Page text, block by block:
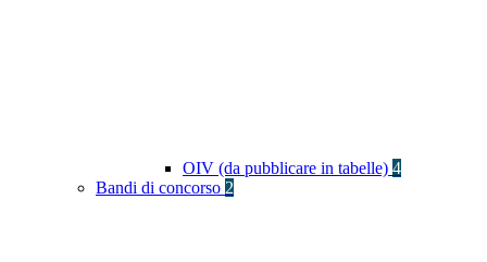
OIV (da pubblicare in tabelle) 4
Bandi di concorso 2